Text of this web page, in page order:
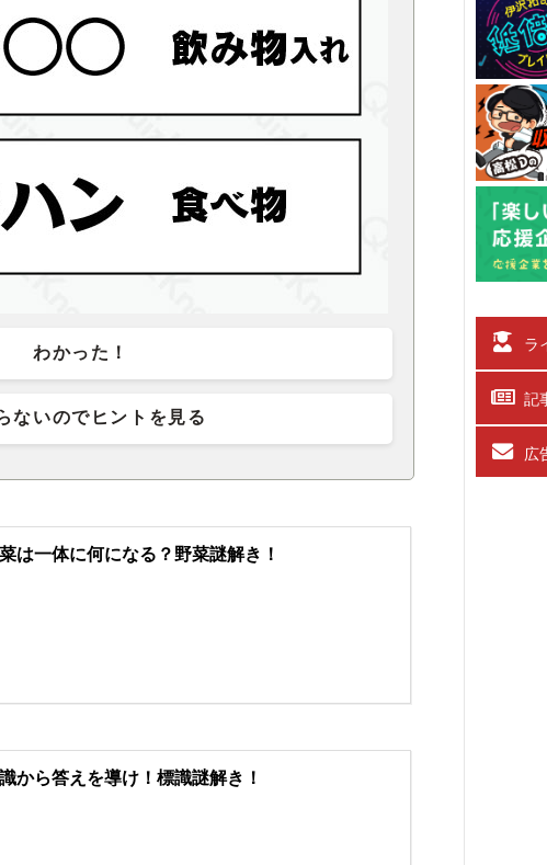
わかった！
ないのでヒントを見る
は一体に何になる？野菜謎解き！
から答えを導け！標識謎解き！
ラ
記
広